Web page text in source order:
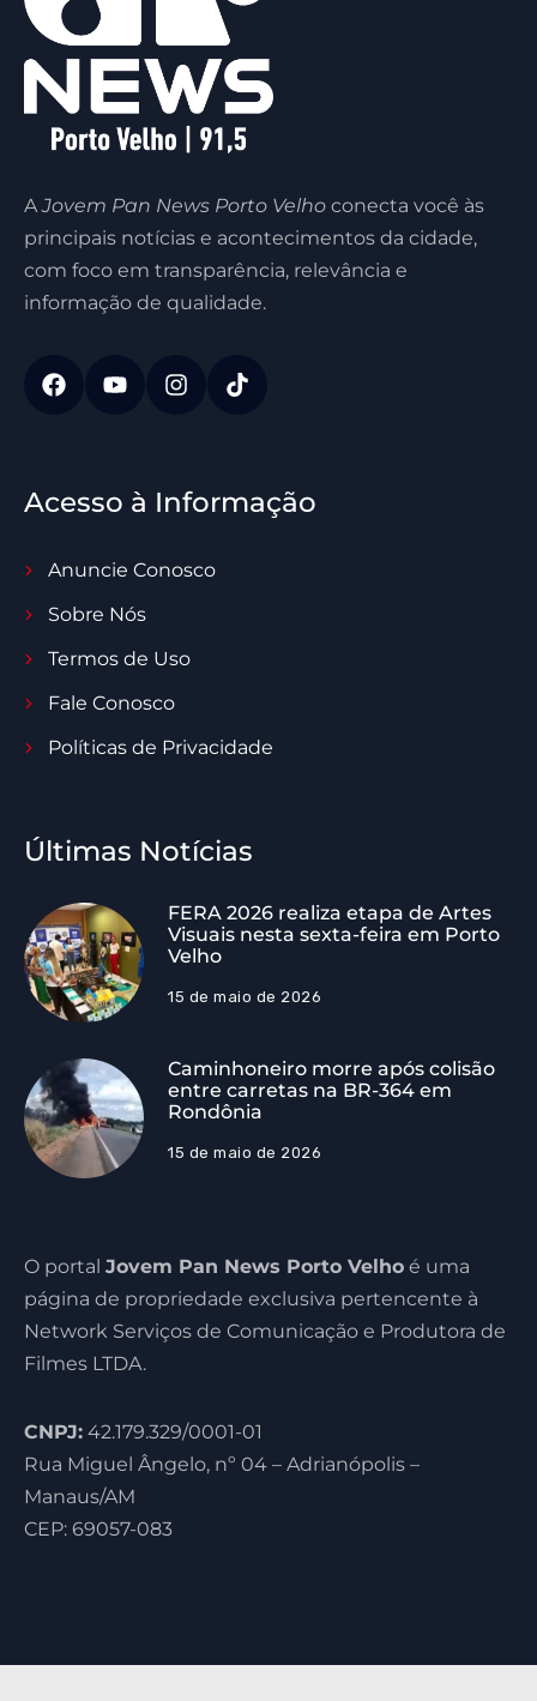
AJovem Pan News Porto Velho conecta você às
principais notícias e acontecimentos da cidade,
com foco em transparência, relevância e
informação de qualidade.
Acesso à Informação
Anuncie Conosco
Sobre Nós
Termos de Uso
Fale Conosco
Políticas de Privacidade
Últimas Notícias
FERA 2026 realiza etapa de Artes
Visuais nesta sexta-feira em Porto
Velho
15 de maio de 2026
Caminhoneiro morre após colisão
entre carretas na BR-364 em
Rondônia
15 de maio de 2026
O portal Jovem Pan News Porto Velho é uma
página de propriedade exclusiva pertencente à
Network Serviços de Comunicação e Produtora de
Filmes LTDA.
CNPJ: 42.179.329/0001-01
Rua Miguel Ângelo, nº 04 – Adrianópolis –
Manaus/AM
CEP: 69057-083